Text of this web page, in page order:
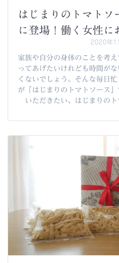
はじまりのトマトソ
に登場！働く女性に
2020年
家族や自分の身体のことを考
ってあげたいけれども時間が
くないでしょう。そんな毎日
が「はじまりのトマトソース
いただきたい、はじまりの